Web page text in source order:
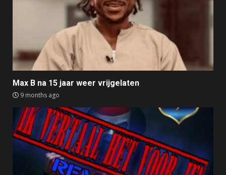
Max B na 15 jaar weer vrijgelaten
9 months ago